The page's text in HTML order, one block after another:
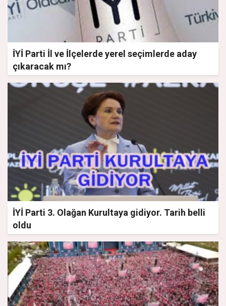
İYİ Parti İl ve İlçelerde yerel seçimlerde aday
çıkaracak mı?
İYİ Parti 3. Olağan Kurultaya gidiyor. Tarih belli
oldu